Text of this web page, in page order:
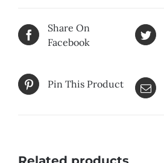
Share On
Facebook
Pin This Product